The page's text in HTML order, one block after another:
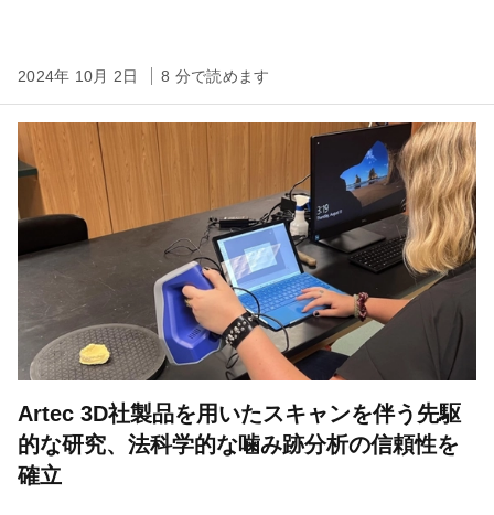
2024年 10月 2日 8 分で読めます
Artec 3D社製品を用いたスキャンを伴う先駆
的な研究、法科学的な噛み跡分析の信頼性を
確立